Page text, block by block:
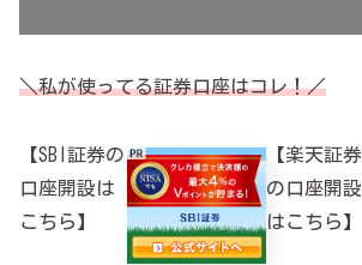
＼私が使ってる証券口座はコレ！／
【SBI証券の
口座開設は
こちら】
【楽天証券
の口座開設
はこちら】